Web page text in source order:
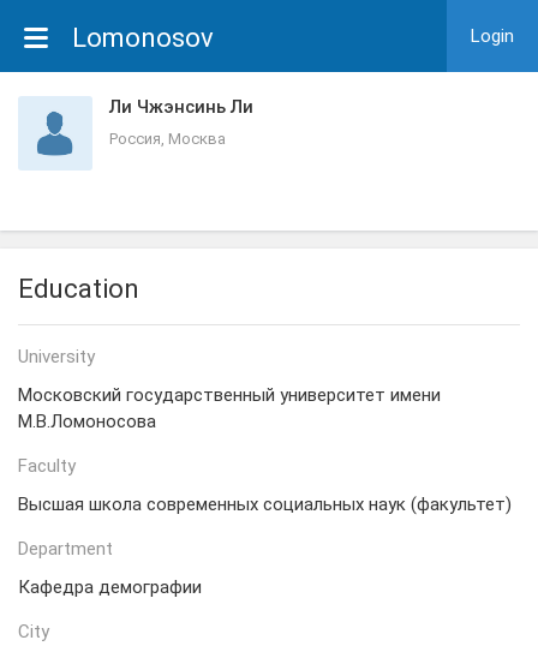
Lomonosov Login
Ли Чжэнсинь Ли
Россия, Москва
Education
University
Московский государственный университет имени
М.В.Ломоносова
Faculty
Высшая школа современных социальных наук (факультет)
Department
Кафедра демографии
City